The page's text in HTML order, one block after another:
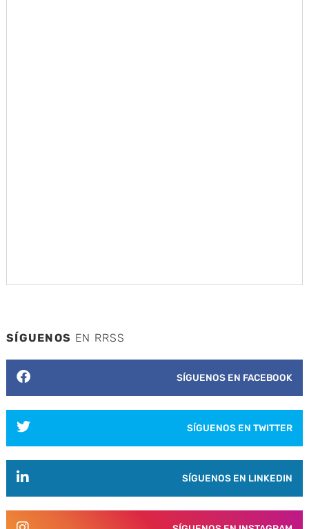
SÍGUENOS EN RRSS
SÍGUENOS EN FACEBOOK
SÍGUENOS EN TWITTER
SÍGUENOS EN LINKEDIN